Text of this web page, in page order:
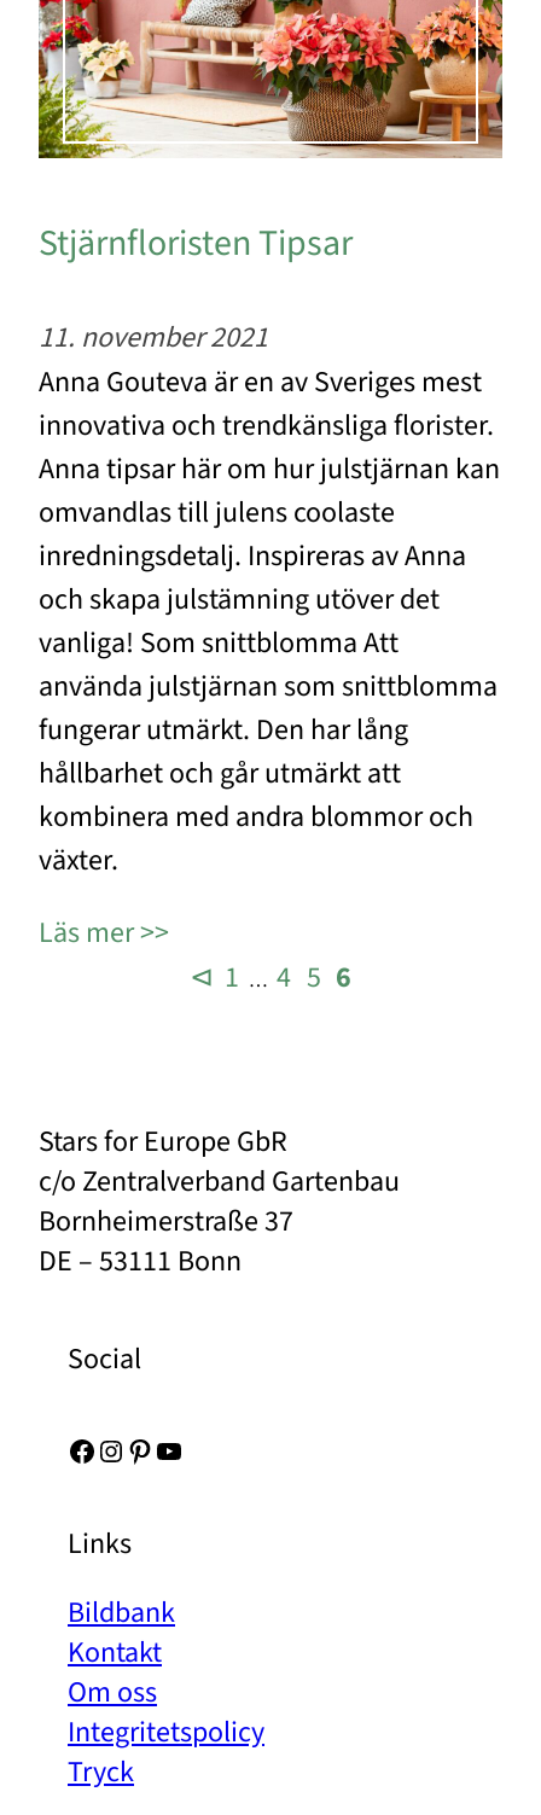
Stjärnfloristen Tipsar
11. november 2021
Anna Gouteva är en av Sveriges mest
innovativa och trendkänsliga florister.
Anna tipsar här om hur julstjärnan kan
omvandlas till julens coolaste
inredningsdetalj. Inspireras av Anna
och skapa julstämning utöver det
vanliga! Som snittblomma Att
använda julstjärnan som snittblomma
fungerar utmärkt. Den har lång
hållbarhet och går utmärkt att
kombinera med andra blommor och
växter.
Läs mer
⊲ 1 … 4 5 6
Stars for Europe GbR
c/o Zentralverband Gartenbau
Bornheimerstraße 37
DE – 53111 Bonn
Social
Facebook Instagram Pinterest YouTube
Links
Bildbank
Kontakt
Om oss
Integritetspolicy
Tryck